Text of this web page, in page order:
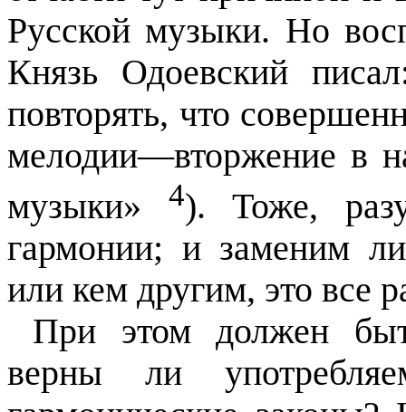
Русской музыки. Но
Князь Одоевский
повторять, что
мелодии—вторжение в
музыки» 4). Тоже,
гармонии; и заменим
или кем другим, это все
При этом должен
верны ли